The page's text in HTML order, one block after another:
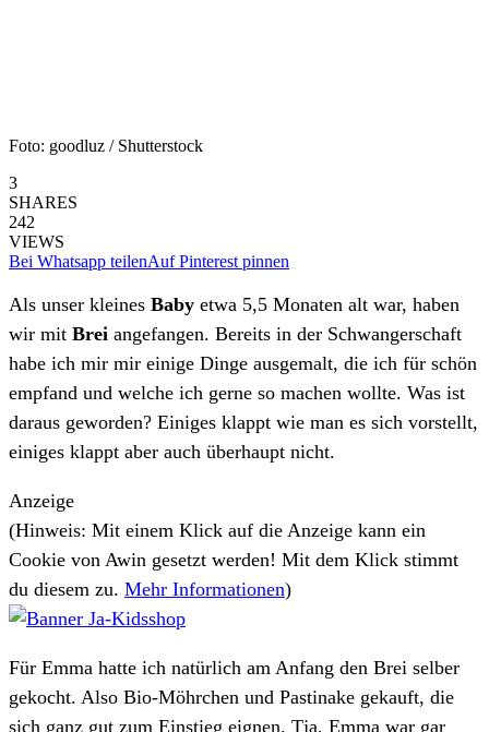
Foto: goodluz / Shutterstock
3
SHARES
242
VIEWS
Bei Whatsapp teilenAuf Pinterest pinnen
Als unser kleines Baby etwa 5,5 Monaten alt war, haben
wir mit Brei angefangen. Bereits in der Schwangerschaft
habe ich mir mir einige Dinge ausgemalt, die ich für schön
empfand und welche ich gerne so machen wollte. Was ist
daraus geworden? Einiges klappt wie man es sich vorstellt,
einiges klappt aber auch überhaupt nicht.
Anzeige
(Hinweis: Mit einem Klick auf die Anzeige kann ein
Cookie von Awin gesetzt werden! Mit dem Klick stimmt
du diesem zu. Mehr Informationen)
Für Emma hatte ich natürlich am Anfang den Brei selber
gekocht. Also Bio-Möhrchen und Pastinake gekauft, die
sich ganz gut zum Einstieg eignen. Tja, Emma war gar